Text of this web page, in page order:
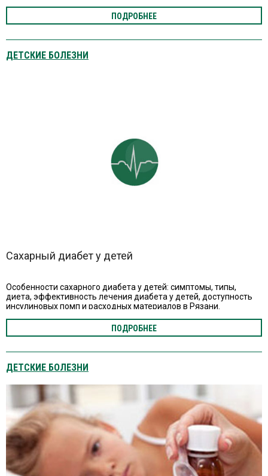
ПОДРОБНЕЕ
ДЕТСКИЕ БОЛЕЗНИ
Сахарный диабет у детей
Особенности сахарного диабета у детей: симптомы, типы,
диета, эффективность лечения диабета у детей, доступность
инсулиновых помп и расходных материалов в Рязани.
ПОДРОБНЕЕ
ДЕТСКИЕ БОЛЕЗНИ